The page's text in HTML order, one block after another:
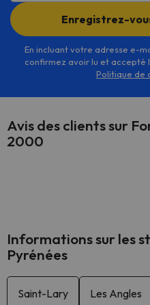
Enregistrez-
En incluant votre adresse e-
confirmez avoir lu et
Politique de
Avis des clients sur
2000
Informations sur les
Pyrénées
Saint-Lary Les Angles